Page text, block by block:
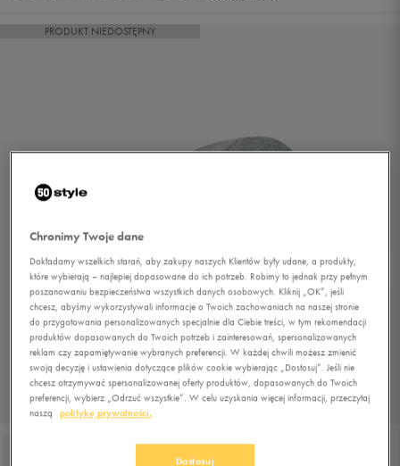
PRODUKT NIEDOSTĘPNY
1/2
Chronimy Twoje dane
Dokładamy wszelkich starań, aby zakupy naszych Klientów były udane, a produkty,
które wybierają – najlepiej dopasowane do ich potrzeb. Robimy to jednak przy pełnym
poszanowaniu bezpieczeństwa wszystkich danych osobowych. Kliknij „OK”, jeśli
chcesz, abyśmy wykorzystywali informacje o Twoich zachowaniach na naszej stronie
do przygotowania personalizowanych specjalnie dla Ciebie treści, w tym rekomendacji
produktów dopasowanych do Twoich potrzeb i zainteresowań, spersonalizowanych
reklam czy zapamiętywanie wybranych preferencji. W każdej chwili możesz zmienić
swoją decyzję i ustawienia dotyczące plików cookie wybierając „Dostosuj”. Jeśli nie
chcesz otrzymywać spersonalizowanej oferty produktów, dopasowanych do Twoich
preferencji, wybierz „Odrzuć wszystkie”. W celu uzyskania więcej informacji, przeczytaj
naszą
politykę prywatności.
Dostosuj